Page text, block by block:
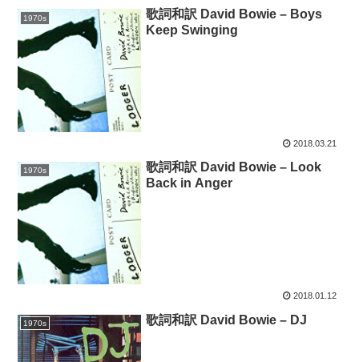
1970s
歌詞和訳 David Bowie – Boys
Keep Swinging
2018.03.21
1970s
歌詞和訳 David Bowie – Look
Back in Anger
2018.01.12
1970s 歌詞和訳 David Bowie – DJ